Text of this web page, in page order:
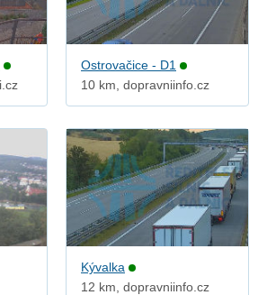
Ostrovačice - D1
10 km, dopravniinfo.cz
Kývalka
12 km, dopravniinfo.cz